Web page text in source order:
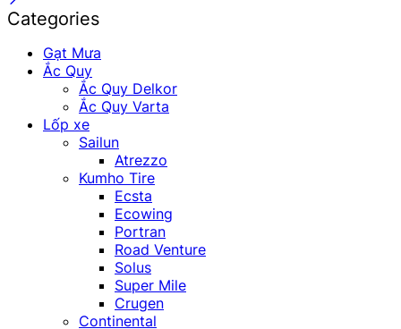
Categories
Gạt Mưa
Ắc Quy
Ắc Quy Delkor
Ắc Quy Varta
Lốp xe
Sailun
Atrezzo
Kumho Tire
Ecsta
Ecowing
Portran
Road Venture
Solus
Super Mile
Crugen
Continental